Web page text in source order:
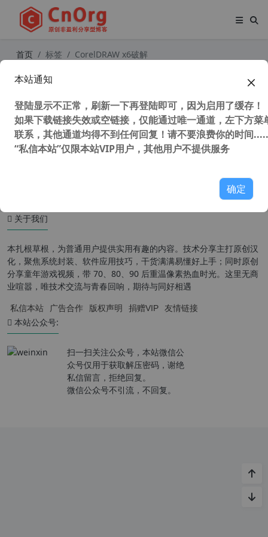
首页 标签 CorelDRAW x6破解
本）
关于我们
本扎根草根，为普通用户提供实用有趣的内容。技术分享主打原创汉
化，聚焦系统封装、软件应用技巧，干货满满易懂好上手；同时原创
分享童年游戏视频，带 70、80、90 后重温像素热血时光。这里无商
业喧嚣，唯技术交流与青春回响，期待与同好相遇
私信本站 广告合作 版权声明 捐赠VIP 友情链接
本站公众号:
扫一扫关注公众号，本站微信公
众号仅用于获取解压密码，谢绝
私信留言，拒绝回复。
微信公众号不引流，不回复。
本站通知
登陆显示不正常，刷新一下再登陆即可，因为启用了缓存！
如果下载链接失效或空链接，仅能通过唯一通道，左下方菜
联系，其他通道均得不到任何回复！请不要浪费你的时间
“私信本站”仅限本站VIP用户，其他用户不提供服务
确定